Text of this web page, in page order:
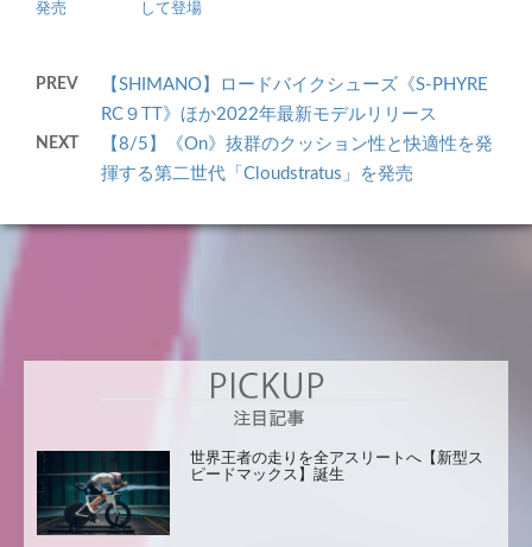
発売 して登場
PREV
【SHIMANO】ロードバイクシューズ《S-PHYRE
RC９TT》ほか2022年最新モデルリリース
NEXT
【8/5】《On》抜群のクッション性と快適性を発
揮する第二世代「Cloudstratus」を発売
世界王者の走りを全アスリートへ【新型ス
ピードマックス】誕生